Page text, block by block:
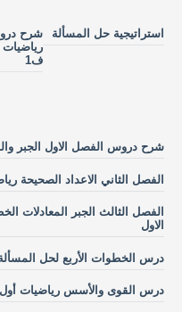
استراتيجية حل المسألة
شرح
ف1
شرح دروس الفصل الاول الجبر
الفصل الثاني الاعداد الصحيحة
الفصل الثالث الجبر المعادلات
الاول
درس الخطوات الأربع لحل
درس القوى والأسس رياضيات